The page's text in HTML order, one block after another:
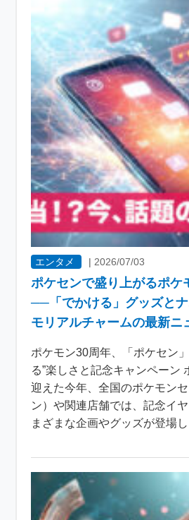
エンタメ | 2026/07/03
ポケセンで盛り上がるポケ
──「でかける」グッズと
モリアルチャームの最新ニ
ポケモン30周年、「ポケセン
る”楽しさと記念キャンペーン
迎えた今年、全国のポケモン
ン）や関連店舗では、記念イ
まざまな企画やグッズが登場